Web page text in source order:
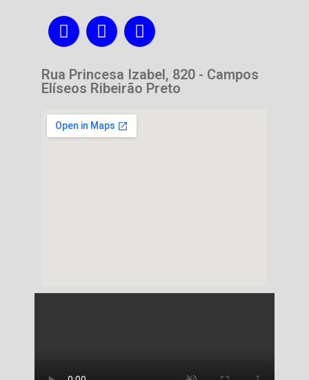
Rua Princesa Izabel, 820 - Campos
Elíseos Ribeirão Preto